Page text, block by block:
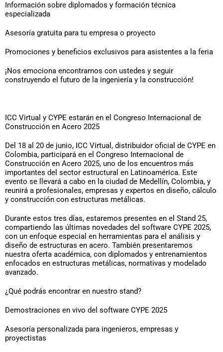
Información sobre diplomados y formación técnica
especializada
Asesoría gratuita para tu empresa o proyecto
Promociones y beneficios exclusivos para asistentes a la feria
¡Nos emociona encontrarnos con ustedes y seguir
construyendo el futuro de la ingeniería y la construcción!
ICC Virtual y CYPE estarán en el Congreso Internacional de
Construcción en Acero 2025
Del 18 al 20 de junio, ICC Virtual, distribuidor oficial de CYPE en
Colombia, participará en el Congreso Internacional de
Construcción en Acero 2025, uno de los encuentros más
importantes del sector estructural en Latinoamérica. Este
evento se llevará a cabo en la ciudad de Medellín, Colombia, y
reunirá a profesionales, empresas y expertos en diseño, cálculo
y construcción con estructuras metálicas.
Durante estos tres días, estaremos presentes en el Stand 25,
compartiendo las últimas novedades del software CYPE 2025,
con un enfoque especial en herramientas para el análisis y
diseño de estructuras en acero. También presentaremos
nuestra oferta académica, con diplomados y entrenamientos
enfocados en estructuras metálicas, normativas y modelado
avanzado.
¿Qué podrás encontrar en nuestro stand?
Demostraciones en vivo del software CYPE 2025
Asesoría personalizada para ingenieros, empresas y
proyectistas